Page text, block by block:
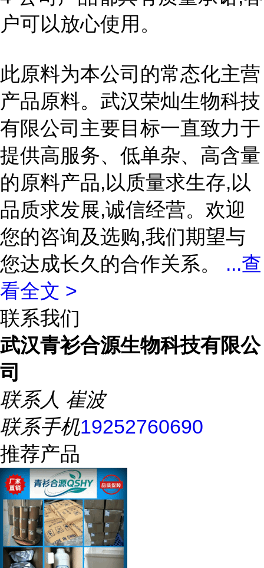
户可以放心使用。
此原料为本公司的常态化主营
产品原料。武汉荣灿生物科技
有限公司主要目标一直致力于
提供高服务、低单杂、高含量
的原料产品,以质量求生存,以
品质求发展,诚信经营。欢迎
您的咨询及选购,我们期望与
您达成长久的合作关系。 ...查
看全文 >
联系我们
武汉青衫合源生物科技有限公
司
联系人 崔波
联系手机19252760690
推荐产品